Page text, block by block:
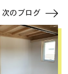
次のブログ